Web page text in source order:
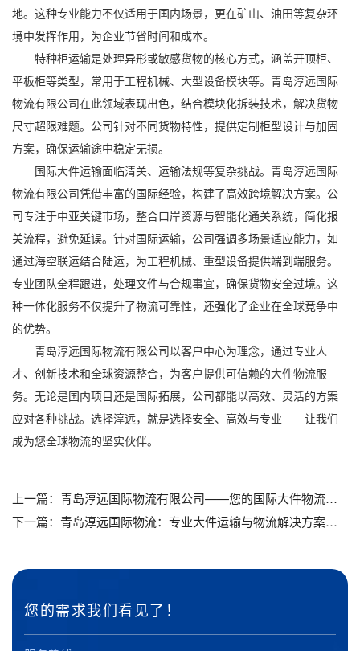
地。这种专业能力不仅适用于国内场景，更在矿山、油田等复杂环
境中发挥作用，为企业节省时间和成本。
特种柜运输是处理异形或敏感货物的核心方式，涵盖开顶柜、
平板柜等类型，常用于工程机械、大型设备模块等。青岛淳远国际
物流有限公司在此领域表现出色，结合模块化拆装技术，解决货物
尺寸超限难题。公司针对不同货物特性，提供定制柜型设计与加固
方案，确保运输途中稳定无损。
国际大件运输面临清关、运输法规等复杂挑战。青岛淳远国际
物流有限公司凭借丰富的国际经验，构建了高效跨境解决方案。公
司专注于中亚关键市场，整合口岸资源与智能化通关系统，简化报
关流程，避免延误。针对国际运输，公司强调多场景适应能力，如
通过海空联运结合陆运，为工程机械、重型设备提供端到端服务。
专业团队全程跟进，处理文件与合规事宜，确保货物安全过境。这
种一体化服务不仅提升了物流可靠性，还强化了企业在全球竞争中
的优势。
青岛淳远国际物流有限公司以客户中心为理念，通过专业人
才、创新技术和全球资源整合，为客户提供可信赖的大件物流服
务。无论是国内项目还是国际拓展，公司都能以高效、灵活的方案
应对各种挑战。选择淳远，就是选择安全、高效与专业——让我们
成为您全球物流的坚实伙伴。
上一篇： 青岛淳远国际物流有限公司——您的国际大件物流专家_青岛港到喀拉苏口岸挖机运输_青岛港到喀拉苏口岸装载机运输
下一篇： 青岛淳远国际物流：专业大件运输与物流解决方案引领者_青岛港到霍尔果斯口岸挖机报关出境_青岛港到霍尔果斯口岸装载机报关出境
您的需求我们看见了！